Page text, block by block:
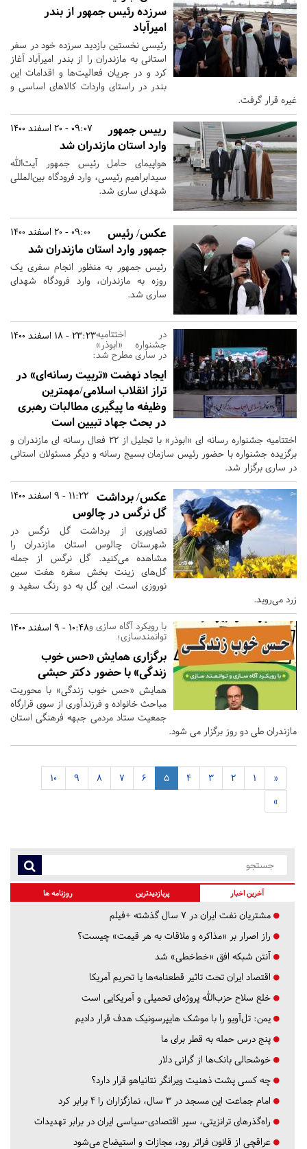
سرزده رئیس جمهور از بندر
امیرآباد
رئیسی نخستین بازدید سرزده خود در سفر
استانی به مازندران را از بندر امیرآباد آغاز
کرد و در جریان فعالیت‌ها و اقدامات این
بندر در راستای واردات کالاهای اساسی و
غیره قرار گرفت.
09:07 - 20 اسفند 1400
رییس جمهور
وارد استان مازندران شد
هواپیمای حامل رئیس جمهور آیت‌الله
سیدابراهیم رئیسی، وارد فرودگاه بین‌المللی
شهدای ساری شد.
09:00 - 20 اسفند 1400
عکس/ رئیس
جمهور وارد استان مازندران شد
رئیس جمهور به منظور انجام سفری یک
روزه به مازندران، وارد فرودگاه شهدای
ساری شد.
23:23 - 18 اسفند 1400در اختتامیه
جشنواره «ابوذر»
در ساری مطرح شد:
ایجاد نهضت «تربیت رسانه‌ای» در
تراز انقلاب اسلامی/مهمترین
وظیفه ما پیگیری مطالبات رهبری
در بحث جهاد تبیین است
اختتامیه جشنواره رسانه ای «ابوذر» با تجلیل از 22 فعال رسانه ای مازندران و
برگزیده جشنواره با حضور رئیس سازمان بسیج رسانه و دیگر مسئولان استانی
در ساری برگزار شد.
11:22 - 9 اسفند 1400
عکس/ برداشت
گل نرگس در چالوس
تصاویری از برداشت گل نرگس در
شهرستان چالوس استان مازندران را
مشاهده می‌کنید. گل نرگس از جمله
گل‌های زینت بخش سفره هفت سین
نوروزی است. این گل به دو رنگ سفید و
زرد می‌روید.
10:48 - 9 اسفند 1400با رویکرد آگاه سازی و
توانمندسازی؛
برگزاری همایش «حس خوب
زندگی» با حضور دکتر حبشی
همایش «حس خوب زندگی» با محوریت
مباحث خانواده و فرزندآوری از سوی قرارگاه
جمعیت ستاد مردمی جبهه فرهنگی استان
مازندران طی دو روز برگزار می شود.
«
1
2
3
4
5
6
7
8
9
10
»
آخرین اخبار پربازدیدترین روزنامه ها
مشتریان نفت ایران در ۷ سال گذشته +فیلم
راز اصرار بر «مذاکره و ملاقات به هر قیمت» چیست؟
آنتن شبکه افق «خط‌خطی» شد
اقتصاد ایران تحت تاثیر قطعنامه‌ها یا تحریم‌ آمریکا
خلع سلاح حزب‌الله پروژه‌ای تحمیلی و آمریکایی است
یمن: تل‌آویو را با موشک هایپرسونیک هدف قرار دادیم
پنج درس‌ حمله به قطر برای ما
خوشحالی بانک‌ها از گرانی دلار
چه کسی پشت ذهنیت ویرانگر نتانیاهو قرار دارد؟
امام جماعت این مسجد در ۳ سال، نمازگزاران را ۴ برابر کرد
راه‌گذرهای ترانزیتی، سپر اقتصادی-سیاسی ایران در برابر تهدیدات
عراقچی از قانون فراتر رود، مجازات و استیضاح می‌شود